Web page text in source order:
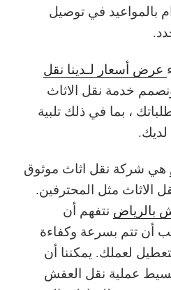
بالمواعيد في توصيل
عرض أسعار لـدينا نقل
خدمة نقل الاثاث
، بما في ذلك تلبية
هي شركة نقل اثاث موثوق
الاثاث مثل المحترفين.
بالرياض نتفهم أن
أن تتم بسرعة وكفاءة
لعملك. يمكننا أن
عملية نقل العفش